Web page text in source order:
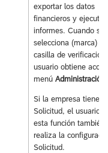
exportar los datos
financieros y ejecutar
informes. Cuando se
selecciona (marca)
casilla de
usuario obtiene
menú Administración
Si la empresa tiene
Solicitud, el usuario
esta función también
realiza la
Solicitud.